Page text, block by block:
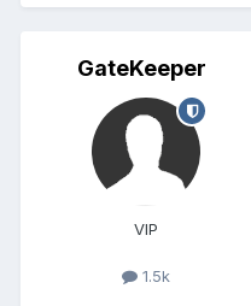
GateKeeper
VIP
1.5k